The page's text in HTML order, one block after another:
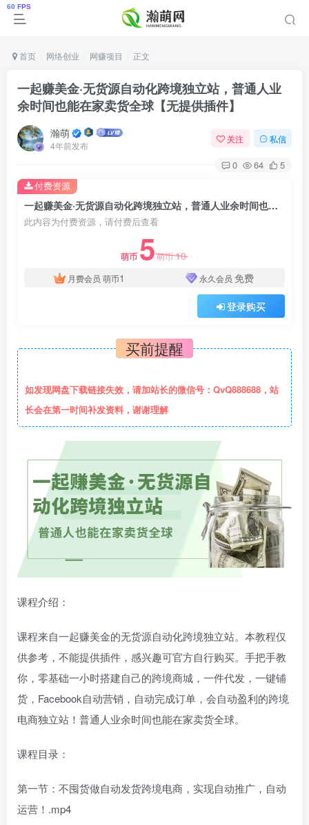
首页 网络创业 网赚项目 正文
一起赚美金·无货源自动化跨境独立站，普通人业
余时间也能在家卖货全球【无提供插件】
瀚萌
4年前发布
关注 私信
0 64 5
一起赚美金·无货源自动化跨境独立站，普通人业余时间也能在家卖货全球【无提供插件】
此内容为付费资源，请付费后查看
萌币 5萌币10
月费会员 萌币1 永久会员 免费
登录购买
付费资源
买前提醒
如发现网盘下载链接失效，请加站长的微信号：QvQ888688，站
长会在第一时间补发资料，谢谢理解
课程介绍：
课程来自一起赚美金的无货源自动化跨境独立站。本教程仅
供参考，不能提供插件，感兴趣可官方自行购买。手把手教
你，零基础一小时搭建自己的跨境商城，一件代发，一键铺
货，Facebook自动营销，自动完成订单，会自动盈利的跨境
电商独立站！普通人业余时间也能在家卖货全球。
课程目录：
第一节：不囤货做自动发货跨境电商，实现自动推广，自动
运营！.mp4